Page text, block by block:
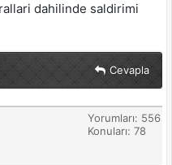
dahilinde saldirimi
Cevapla
Yorumları: 556
Konuları: 78